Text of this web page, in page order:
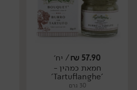
יח׳
57.90
₪/ יח׳
חמאת כמהין -
'Tartuflanghe'
30 גרם